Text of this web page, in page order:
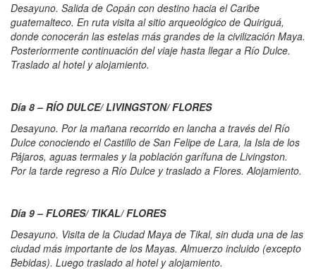
Desayuno. Salida de Copán con destino hacia el Caribe
guatemalteco. En ruta visita al sitio arqueológico de Quiriguá,
donde conocerán las estelas más grandes de la civilización Maya.
Posteriormente continuación del viaje hasta llegar a Río Dulce.
Traslado al hotel y alojamiento.
Día 8 – RÍO DULCE/ LIVINGSTON/ FLORES
Desayuno. Por la mañana recorrido en lancha a través del Río
Dulce conociendo el Castillo de San Felipe de Lara, la Isla de los
Pájaros, aguas termales y la población garífuna de Livingston.
Por la tarde regreso a Río Dulce y traslado a Flores. Alojamiento.
Día 9 – FLORES/ TIKAL/ FLORES
Desayuno. Visita de la Ciudad Maya de Tikal, sin duda una de las
ciudad más importante de los Mayas. Almuerzo incluido (excepto
Bebidas). Luego traslado al hotel y alojamiento.